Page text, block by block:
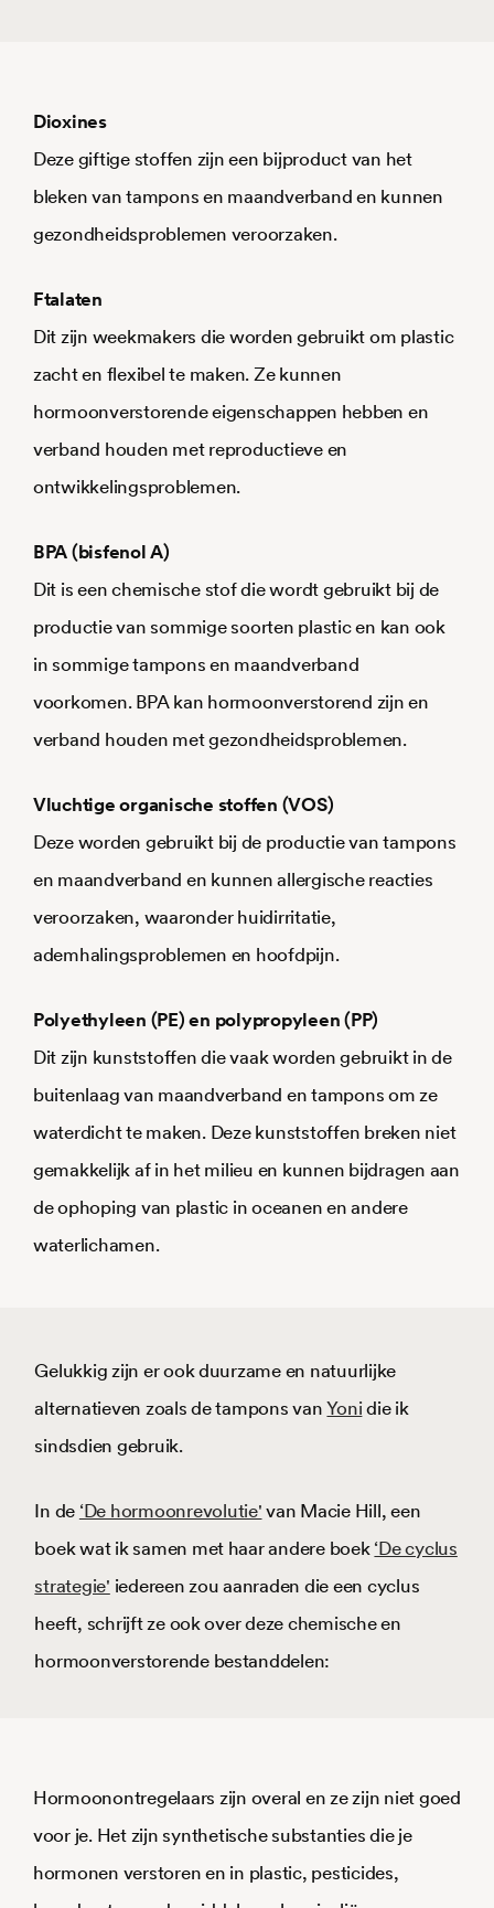
Dioxines
Deze giftige stoffen zijn een bijproduct van het
bleken van tampons en maandverband en kunnen
gezondheidsproblemen veroorzaken.
Ftalaten
Dit zijn weekmakers die worden gebruikt om plastic
zacht en flexibel te maken. Ze kunnen
hormoonverstorende eigenschappen hebben en
verband houden met reproductieve en
ontwikkelingsproblemen.
BPA (bisfenol A)
Dit is een chemische stof die wordt gebruikt bij de
productie van sommige soorten plastic en kan ook
in sommige tampons en maandverband
voorkomen. BPA kan hormoonverstorend zijn en
verband houden met gezondheidsproblemen.
Vluchtige organische stoffen (VOS)
Deze worden gebruikt bij de productie van tampons
en maandverband en kunnen allergische reacties
veroorzaken, waaronder huidirritatie,
ademhalingsproblemen en hoofdpijn.
Polyethyleen (PE) en polypropyleen (PP)
Dit zijn kunststoffen die vaak worden gebruikt in de
buitenlaag van maandverband en tampons om ze
waterdicht te maken. Deze kunststoffen breken niet
gemakkelijk af in het milieu en kunnen bijdragen aan
de ophoping van plastic in oceanen en andere
waterlichamen.
Gelukkig zijn er ook duurzame en natuurlijke
alternatieven zoals de tampons vanYoni die ik
sindsdien gebruik.
In de ‘De hormoonrevolutie' van Macie Hill, een
boek wat ik samen met haar andere boek ‘De cyclus
strategie' iedereen zou aanraden die een cyclus
heeft, schrijft ze ook over deze chemische en
hormoonverstorende bestanddelen:
Hormoonontregelaars zijn overal en ze zijn niet goed
voor je. Het zijn synthetische substanties die je
hormonen verstoren en in plastic, pesticides,